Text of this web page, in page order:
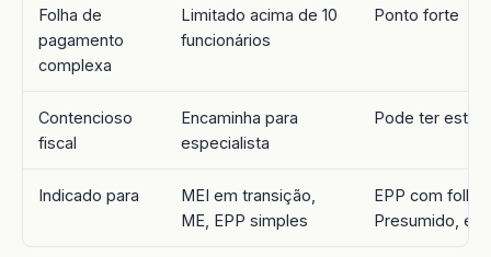
Folha de
pagamento
complexa
Limitado acima de 10
funcionários
Ponto forte
Contencioso
fiscal
Encaminha para
especialista
Pode ter
Indicado para
MEI em transição,
ME, EPP simples
EPP com
Presumido,